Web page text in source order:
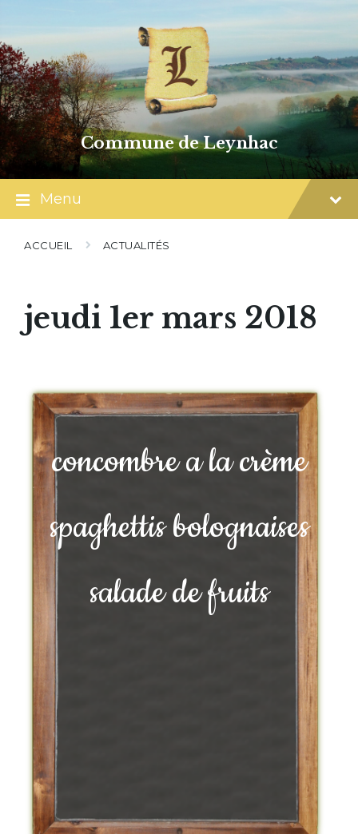
content
main
navigation
footer
Commune de Leynhac
Menu
ACCUEIL ACTUALITÉS
jeudi 1er mars 2018
concombre a la crème
spaghettis bolognaises
salade de fruits